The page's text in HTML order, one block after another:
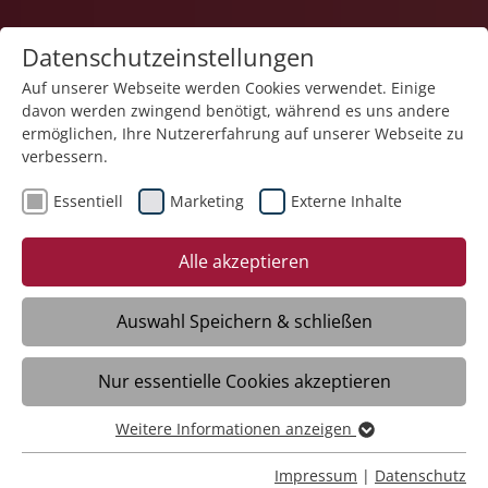
Teilhabe und Familie
WfbM
Leutkirch
Datenschutzeinstellungen
Auf unserer Webseite werden Cookies verwendet. Einige
davon werden zwingend benötigt, während es uns andere
ermöglichen, Ihre Nutzererfahrung auf unserer Webseite zu
verbessern.
Essentiell Marketing Externe Inhalte
Alle akzeptieren
Auswahl Speichern & schließen
Nur essentielle Cookies akzeptieren
Essentiell
Essentielle Cookies werden für grundlegende Funktionen
Weitere Informationen anzeigen
Impressum | Datenschutz